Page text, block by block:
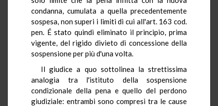
condanna, cumulata a quella precedentemente
sospesa, non superi i limiti di cui all'art. 163 cod.
pen. É stato quindi eliminato il principio, prima
vigente, del rigido divieto di concessione della
sospensione per più d'una volta.
Il giudice a quo sottolinea la strettissima
analogia tra l'istituto della sospensione
condizionale della pena e quello del perdono
giudiziale: entrambi sono compresi tra le cause